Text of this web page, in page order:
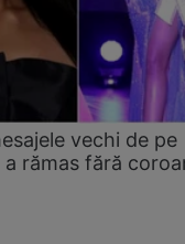
vechi de pe
rămas fără